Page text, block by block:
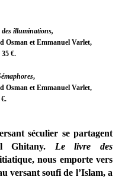
des illuminations,
Osman et Emmanuel Varlet,
€.
,
Osman et Emmanuel Varlet,
séculier se partagent
Ghitany.
Le livre des
nous emporte vers
versant soufi de l’Islam, a